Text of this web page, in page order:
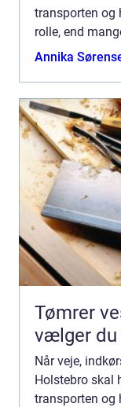
transporten og
rolle, end
handler ikke
Annika
Tømrer
vælger du
Når veje,
Holstebro skal
transporten og